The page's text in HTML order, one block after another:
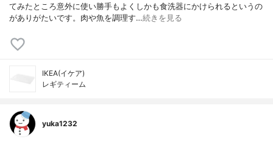
てみたところ意外に使い勝手もよくしかも食洗器にかけられるというの
がありがたいです。肉や魚を調理す…続きを見る
IKEA(イケア)
レギティーム
yuka1232